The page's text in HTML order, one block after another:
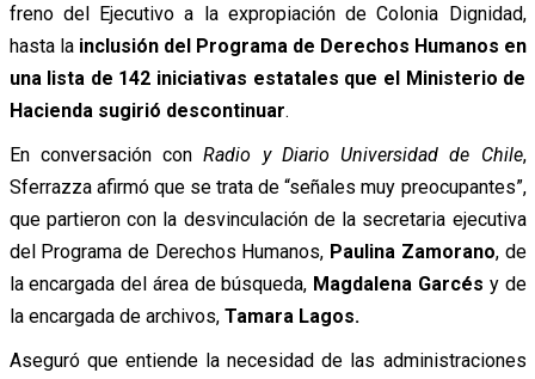
freno del Ejecutivo a la expropiación de Colonia Dignidad,
hasta lainclusión del Programa de Derechos Humanos en
una lista de 142 iniciativas estatales que el Ministerio de
Hacienda sugirió descontinuar.
En conversación conRadio y Diario Universidad de Chile,
Sferrazza afirmó que se trata de “señales muy preocupantes”,
que partieron con la desvinculación de la secretaria ejecutiva
del Programa de Derechos Humanos, Paulina Zamorano, de
la encargada del área de búsqueda, Magdalena Garcés y de
la encargada de archivos, Tamara Lagos.
Aseguró que entiende la necesidad de las administraciones